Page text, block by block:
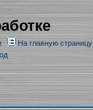
На главную страницу